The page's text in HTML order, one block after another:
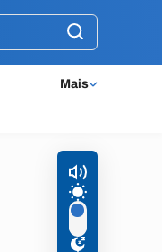
Mais